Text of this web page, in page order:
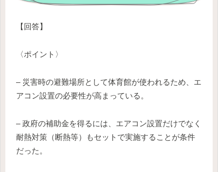
【回答】
〈ポイント〉
– 災害時の避難場所として体育館が使われるため、エ
アコン設置の必要性が高まっている。
– 政府の補助金を得るには、エアコン設置だけでなく
耐熱対策（断熱等）もセットで実施することが条件
だった。